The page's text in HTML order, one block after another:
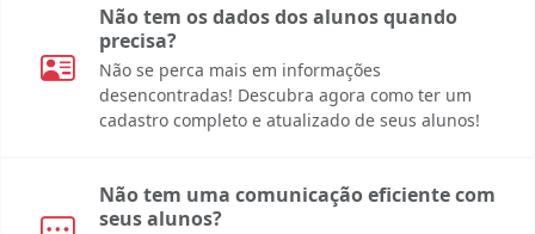
Não tem os dados dos alunos quando
precisa?
Não se perca mais em informações
desencontradas! Descubra agora como ter um
cadastro completo e atualizado de seus alunos!
Não tem uma comunicação eficiente com
seus alunos?